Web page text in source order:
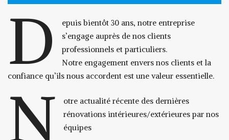
D
epuis bientôt 30 ans, notre entreprise
s’engage auprès de nos clients
professionnels et particuliers.
Notre engagement envers nos clients et la
confiance qu’ils nous accordent est une valeur essentielle.
N
otre actualité récente des dernières
rénovations intérieures/extérieures par nos
équipes